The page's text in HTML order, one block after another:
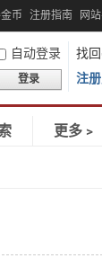
币 注册指南 网
自动登录
找
登录 注
更多﹥